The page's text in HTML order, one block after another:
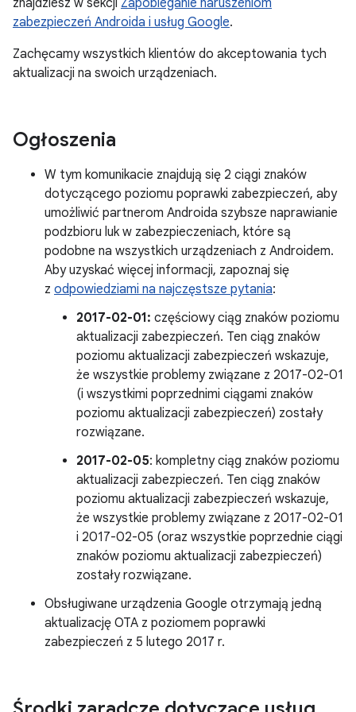
znajdziesz w sekcji Zapobieganie naruszeniom
zabezpieczeń Androida i usług Google.
Zachęcamy wszystkich klientów do akceptowania tych
aktualizacji na swoich urządzeniach.
Ogłoszenia
W tym komunikacie znajdują się 2 ciągi znaków
dotyczącego poziomu poprawki zabezpieczeń, aby
umożliwić partnerom Androida szybsze naprawianie
podzbioru luk w zabezpieczeniach, które są
podobne na wszystkich urządzeniach z Androidem.
Aby uzyskać więcej informacji, zapoznaj się
z odpowiedziami na najczęstsze pytania:
2017-02-01: częściowy ciąg znaków poziomu
aktualizacji zabezpieczeń. Ten ciąg znaków
poziomu aktualizacji zabezpieczeń wskazuje,
że wszystkie problemy związane z 2017-02-01
(i wszystkimi poprzednimi ciągami znaków
poziomu aktualizacji zabezpieczeń) zostały
rozwiązane.
2017-02-05: kompletny ciąg znaków poziomu
aktualizacji zabezpieczeń. Ten ciąg znaków
poziomu aktualizacji zabezpieczeń wskazuje,
że wszystkie problemy związane z 2017-02-01
i 2017-02-05 (oraz wszystkie poprzednie ciągi
znaków poziomu aktualizacji zabezpieczeń)
zostały rozwiązane.
Obsługiwane urządzenia Google otrzymają jedną
aktualizację OTA z poziomem poprawki
zabezpieczeń z 5 lutego 2017 r.